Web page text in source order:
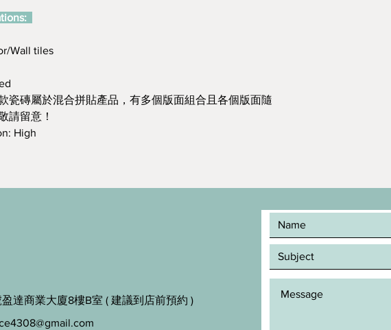
Wall tiles
瓷磚屬於混合拼貼產品，有多個版面組合且各個版面隨
請留意！
High
盈達商業大廈8樓B室 ( 建議到店前預約 )